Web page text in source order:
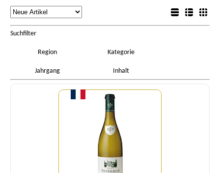
Listenansicht
Sortierung
Suchfilter
Region Kategorie
Jahrgang Inhalt
Menge